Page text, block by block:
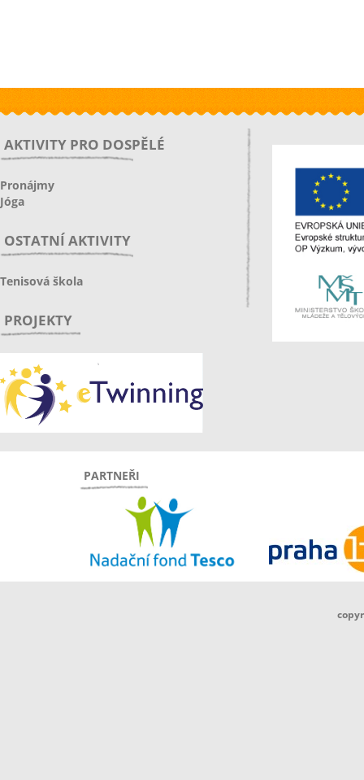
AKTIVITY PRO DOSPĚLÉ
Pronájmy
Jóga
OSTATNÍ AKTIVITY
Tenisová škola
PROJEKTY
PARTNEŘI